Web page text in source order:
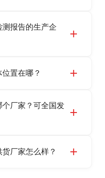
、图纸深化设计、现货
式服务，主营
测报告的生产企
均配有正规第三方检测
，地址迎宾大街 9
置在哪？
大街 9 号，是专业隔震
铅芯、LNR 天然、
个厂家？可全国发
，实体工厂现货充足，
厂家怎么样？